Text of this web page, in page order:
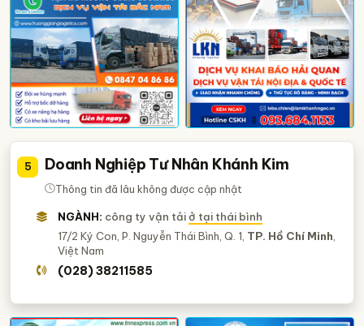
5 Doanh Nghiệp Tư Nhân Khánh Kim
Thông tin đã lâu không được cập nhật
NGÀNH: công ty vận tảiở tại thái bình
17/2 Ký Con, P. Nguyễn Thái Bình, Q. 1, TP. Hồ Chí Minh
Việt Nam
(028) 38211585